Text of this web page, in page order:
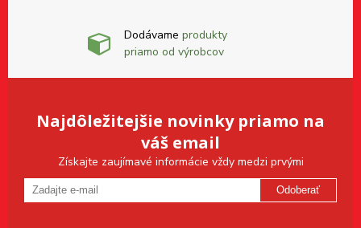
Dodávame produkty
priamo od výrobcov
Najdôležitejšie novinky priamo na
váš email
Získajte zaujímavé informácie vždy medzi prvými
Odoberať